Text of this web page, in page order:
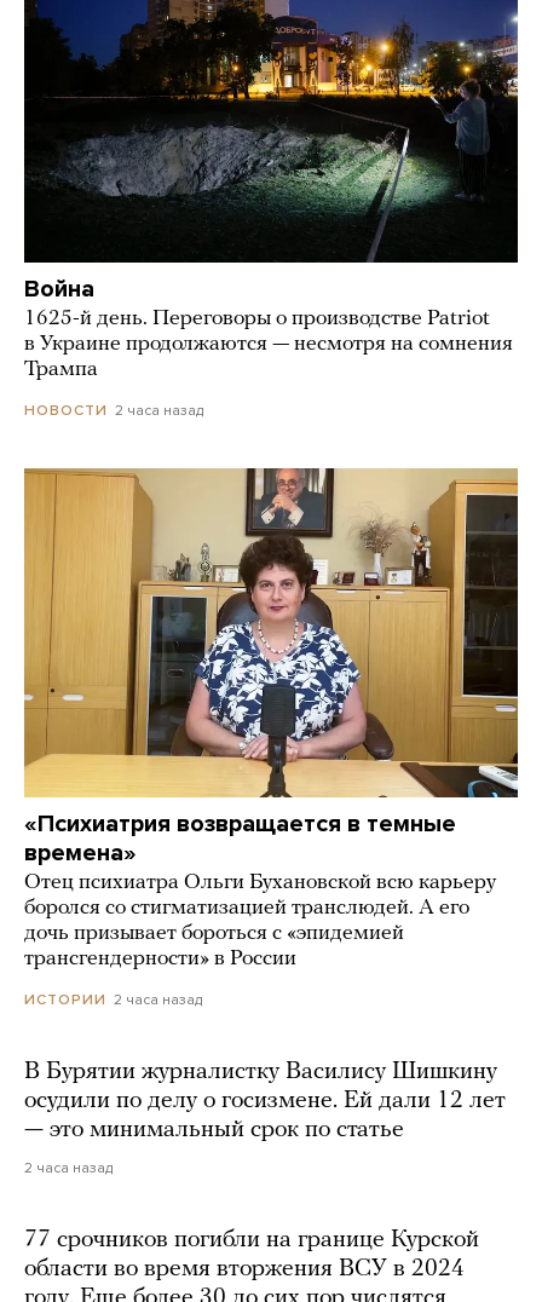
Война
1625-й день. Переговоры о производстве Patriot
в Украине продолжаются — несмотря на сомнения
Трампа
НОВОСТИ 2 часа назад
«Психиатрия возвращается в темные
времена»
Отец психиатра Ольги Бухановской всю карьеру
боролся со стигматизацией транслюдей. А его
дочь призывает бороться с «эпидемией
трансгендерности» в России
ИСТОРИИ 2 часа назад
В Бурятии журналистку Василису Шишкину
осудили по делу о госизмене. Ей дали 12 лет
— это минимальный срок по статье
2 часа назад
77 срочников погибли на границе Курской
области во время вторжения ВСУ в 2024